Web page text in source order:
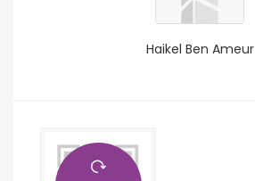
Haikel Ben Ameur